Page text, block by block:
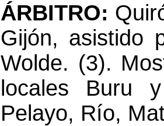
ÁRBITRO:
Gijón, asistido
Wolde. (3).
locales Buru
Pelayo, Río,